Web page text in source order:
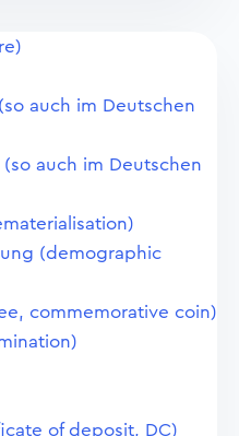
auch im Deutschen
auch im Deutschen
(demographic
commemorative coin)
of deposit, DC)